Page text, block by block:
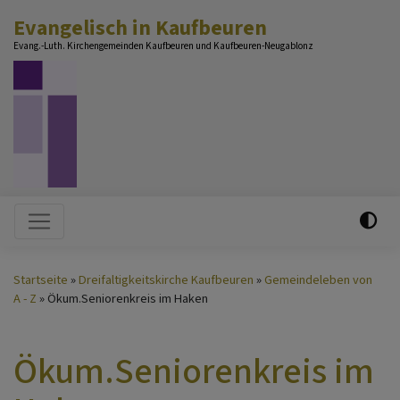
zum
Inhalt
Evangelisch in Kaufbeuren
Evang.-Luth. Kirchengemeinden Kaufbeuren und Kaufbeuren-Neugablonz
Hauptnavigation
Startseite Dreifaltigkeitskirche Kaufbeuren
Gemeindeleben von
A - Z
Ökum.Seniorenkreis im Haken
Ökum.Seniorenkreis im